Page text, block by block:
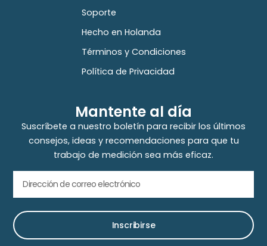
Soporte
Hecho en Holanda
Términos y Condiciones
Política de Privacidad
Mantente al día
Suscríbete a nuestro boletín para recibir los últimos
consejos, ideas y recomendaciones para que tu
trabajo de medición sea más eficaz.
Inscribirse